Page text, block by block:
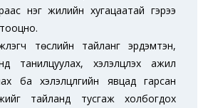
нэг жилийн хугацаатай гэрээ
тооцно.
төслийн тайланг эрдэмтэн,
танилцуулах, хэлэлцүүлэх ажил
ба хэлэлцүүлгийн явцад гарсан
тайланд тусгаж холбогдох